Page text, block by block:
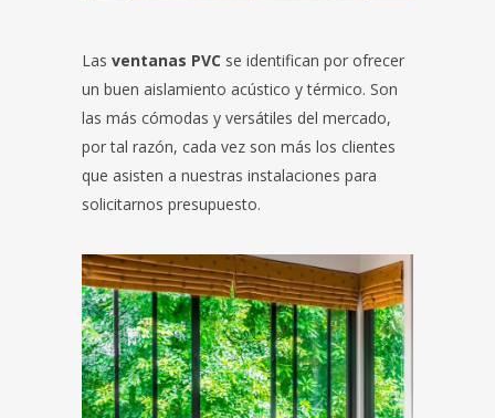
Las ventanas PVC se identifican por ofrecer
un buen aislamiento acústico y térmico. Son
las más cómodas y versátiles del mercado,
por tal razón, cada vez son más los clientes
que asisten a nuestras instalaciones para
solicitarnos presupuesto.